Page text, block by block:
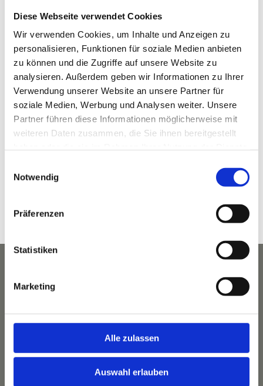
Diese Webseite verwendet Cookies
Wir verwenden Cookies, um Inhalte und Anzeigen zu
personalisieren, Funktionen für soziale Medien anbieten
zu können und die Zugriffe auf unsere Website zu
analysieren. Außerdem geben wir Informationen zu Ihrer
Verwendung unserer Website an unsere Partner für
soziale Medien, Werbung und Analysen weiter. Unsere
Partner führen diese Informationen möglicherweise mit
weiteren Daten zusammen, die Sie ihnen bereitgestellt
Notwendig
Präferenzen
Statistiken
Marketing
Alle zulassen
Auswahl erlauben
VERANSTALTUNGSORT
KLAMMHAUS – an der Partnach
Wildenau 5 (ehem. 3A)
Garmisch-Partenkirchen , Bayern 82467 Deutschland
Google Karte anzeigen
08821 964 49 00